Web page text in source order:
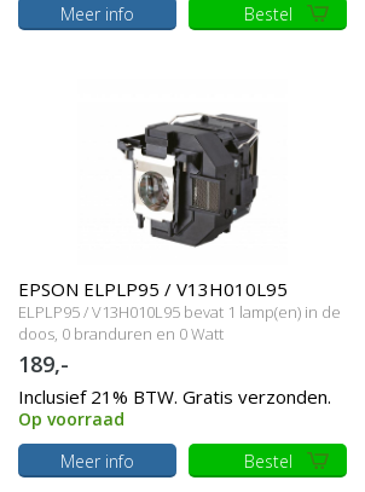
Meer info
Bestel
EPSON ELPLP95 / V13H010L95
Originele lampmodule
ELPLP95 / V13H010L95 bevat 1 lamp(en) in de
doos, 0 branduren en 0 Watt
189,-
Inclusief 21% BTW. Gratis verzonden.
Op voorraad
Meer info
Bestel